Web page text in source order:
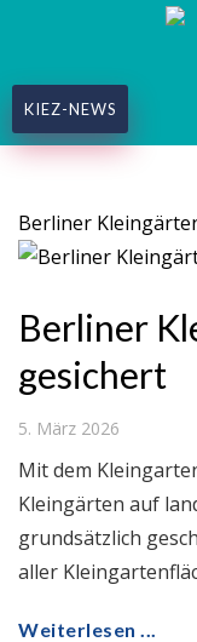
KIEZ-NEWS
Kategorie:Marzahn
Berliner
Berliner
gesichert
5. März 2026
Mit dem
Kleingärten auf
grundsätzlich
aller
Weiterlesen ...